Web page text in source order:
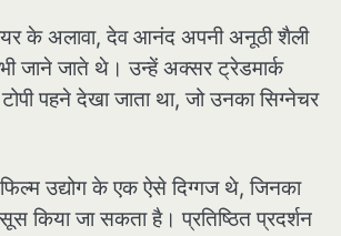
के अलावा, देव आनंद अपनी अनूठी शैली
जाने जाते थे। उन्हें अक्सर ट्रेडमार्क
पहने देखा जाता था, जो उनका सिग्नेचर
उद्योग के एक ऐसे दिग्गज थे, जिनका
किया जा सकता है। प्रतिष्ठित प्रदर्शन